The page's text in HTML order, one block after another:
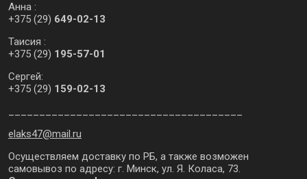
Анна :
+375 (29) 649-02-13
Таисия :
+375 (29) 195-57-01
Сергей:
+375 (29) 159-02-13
elaks47@mail.ru
Осуществляем доставку по РБ, а также возможен
самовывоз по адресу: г. Минск, ул. Я. Коласа, 73.